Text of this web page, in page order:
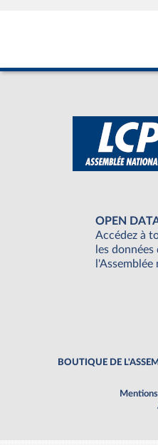
OPEN
Accédez à
les données
BOUTIQUE DE